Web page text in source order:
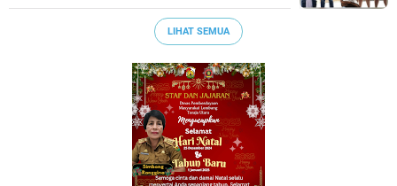
LIHAT SEMUA